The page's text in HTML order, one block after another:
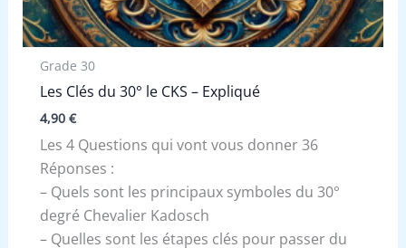
Grade 30
Les Clés du 30° le CKS – Expliqué
4,90 €
Les 4 Questions qui vont vous donner 36
Réponses :
– Quels sont les principaux symboles du 30°
degré Chevalier Kadosch
– Quelles sont les étapes clés pour passer du